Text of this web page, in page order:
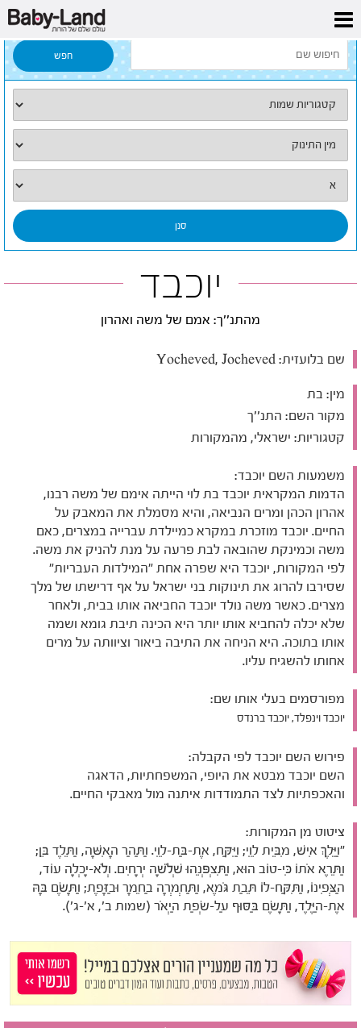
דף הבית
יוכבד
מהתנ''ך: אמם של משה ואהרון
שם בלועזית:
מין: בת
מקור השם: התנ''ך
קטגוריות: ישראלי, מהמקורות
משמעות השם יוכבד:
הדמות המקראית יוכבד בת לוי הייתה אימם של משה רבנו,
אהרון הכהן ומרים הנביאה, והיא מסמלת את המאבק על
החיים. יוכבד מוזכרת במקרא כמיילדת עברייה במצרים, כאם
משה וכמינקת שהובאה לבת פרעה על מנת להניק את משה.
לפי המקורות, יוכבד היא שפרה אחת "המילדות העבריות"
שסירבו להרוג את תינוקות בני ישראל על אף דרישתו של מלך
מצרים. כאשר משה נולד יוכבד החביאה אותו בבית, ולאחר
שלא יכלה להחביא אותו יותר היא הכינה תיבת גומא ושמה
אותו בתוכה. היא הניחה את התיבה ביאור וציוותה על מרים
אחותו להשגיח עליו.
מפורסמים בעלי אותו שם:
יוכבד וינפלד, יוכבד ברנדס
פירוש השם יוכבד לפי הקבלה:
השם יוכבד מבטא את היופי, המשפחתיות, הדאגה
והאכפתיות לצד התמודדות איתנה מול מאבקי החיים.
ציטוט מן המקורות:
"וַיֵּלֶךְ אִישׁ, מִבֵּית לֵוִי; וַיִּקַּח, אֶת-בַּת-לֵוִי. וַתַּהַר הָאִשָּׁה, וַתֵּלֶד בֵּן;
וַתֵּרֶא אֹתוֹ כִּי-טוֹב הוּא, וַתִּצְפְּנֵהוּ שְׁלֹשָׁה יְרָחִים. וְלֹא-יָכְלָה עוֹד,
הַצְּפִינוֹ, וַתִּקַּח-לוֹ תֵּבַת גֹּמֶא, וַתַּחְמְרָה בַחֵמָר וּבַזָּפֶת; וַתָּשֶׂם בָּהּ
אֶת-הַיֶּלֶד, וַתָּשֶׂם בַּסּוּף עַל-שְׂפַת הַיְאֹר (שמות ב', א'-ג').